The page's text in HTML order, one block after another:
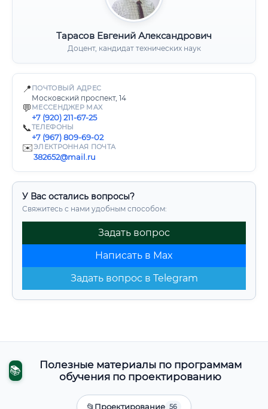
Тарасов Евгений Александрович
Доцент, кандидат технических наук
📍 ПОЧТОВЫЙ АДРЕС
Московский проспект, 14
💬 МЕССЕНДЖЕР MAX
+7 (920) 211-67-25
📞ТЕЛЕФОНЫ
+7 (967) 809-69-02
✉️ЭЛЕКТРОННАЯ ПОЧТА
382652@mail.ru
У Вас остались вопросы?
Свяжитесь с нами удобным способом:
Задать вопрос
Написать в Max
Задать вопрос в Telegram
📚
Полезные материалы по программам
обучения по проектированию
📂Проектирование 56